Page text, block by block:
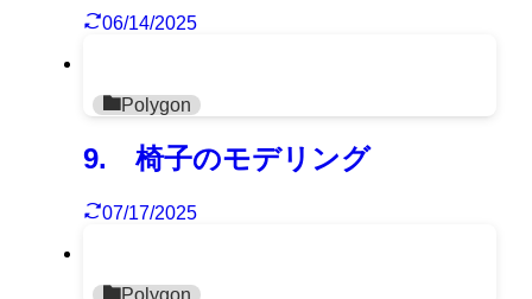
06/14/2025
Polygon
9. 椅子のモデリング
07/17/2025
Polygon